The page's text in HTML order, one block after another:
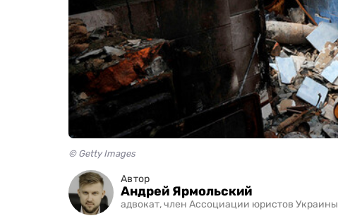
© Getty Images
Автор
Андрей Ярмольский
адвокат, член Ассоциации юристов Украины